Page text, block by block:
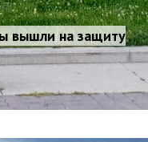
вышли на защиту